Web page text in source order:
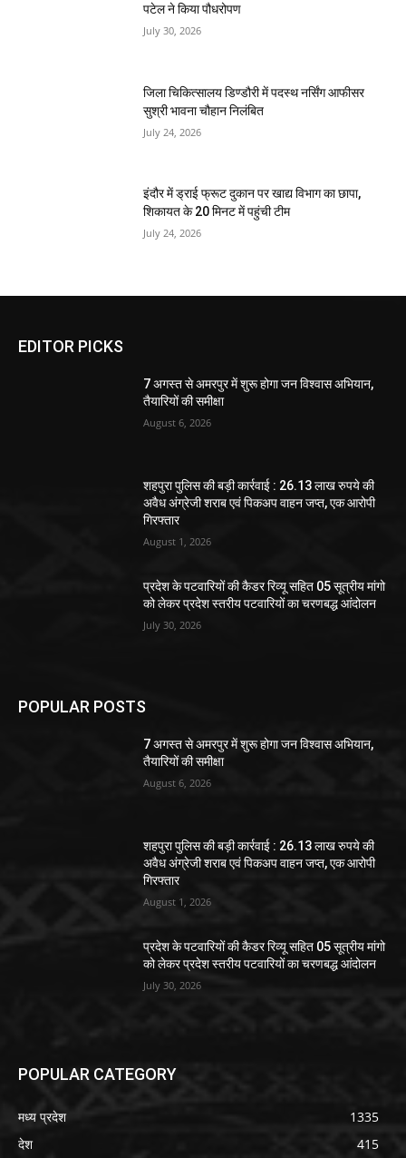
पटेल ने किया पौधरोपण
July 30, 2026
जिला चिकित्सालय डिण्डौरी में पदस्थ नर्सिंग आफीसर
सुश्री भावना चौहान निलंबित
July 24, 2026
इंदौर में ड्राई फ्रूट दुकान पर खाद्य विभाग का छापा,
शिकायत के 20 मिनट में पहुंची टीम
July 24, 2026
EDITOR PICKS
7 अगस्त से अमरपुर में शुरू होगा जन विश्वास अभियान,
तैयारियों की समीक्षा
August 6, 2026
शहपुरा पुलिस की बड़ी कार्रवाई : 26.13 लाख रुपये की
अवैध अंग्रेजी शराब एवं पिकअप वाहन जप्त, एक आरोपी
गिरफ्तार
August 1, 2026
प्रदेश के पटवारियों की कैडर रिव्यू सहित 05 सूत्रीय मांगो
को लेकर प्रदेश स्तरीय पटवारियों का चरणबद्ध आंदोलन
July 30, 2026
POPULAR POSTS
7 अगस्त से अमरपुर में शुरू होगा जन विश्वास अभियान,
तैयारियों की समीक्षा
August 6, 2026
शहपुरा पुलिस की बड़ी कार्रवाई : 26.13 लाख रुपये की
अवैध अंग्रेजी शराब एवं पिकअप वाहन जप्त, एक आरोपी
गिरफ्तार
August 1, 2026
प्रदेश के पटवारियों की कैडर रिव्यू सहित 05 सूत्रीय मांगो
को लेकर प्रदेश स्तरीय पटवारियों का चरणबद्ध आंदोलन
July 30, 2026
POPULAR CATEGORY
मध्य प्रदेश
1335
देश
415